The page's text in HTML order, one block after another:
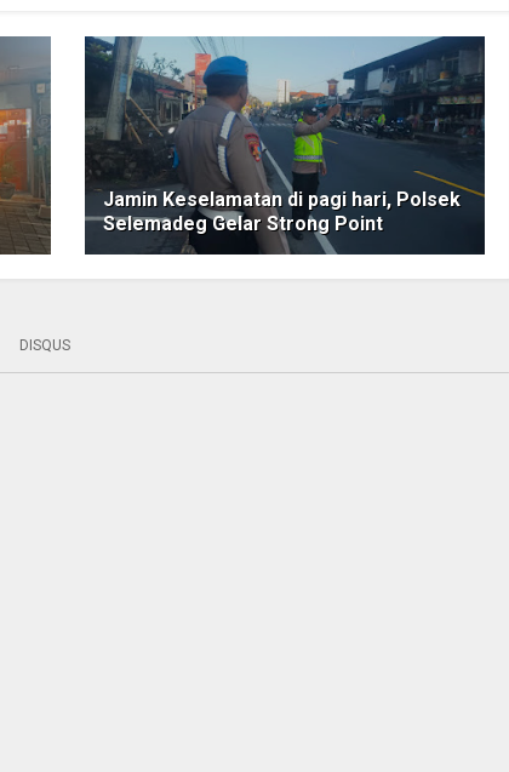
Jamin Keselamatan di pagi hari, Polsek
Selemadeg Gelar Strong Point
DISQUS